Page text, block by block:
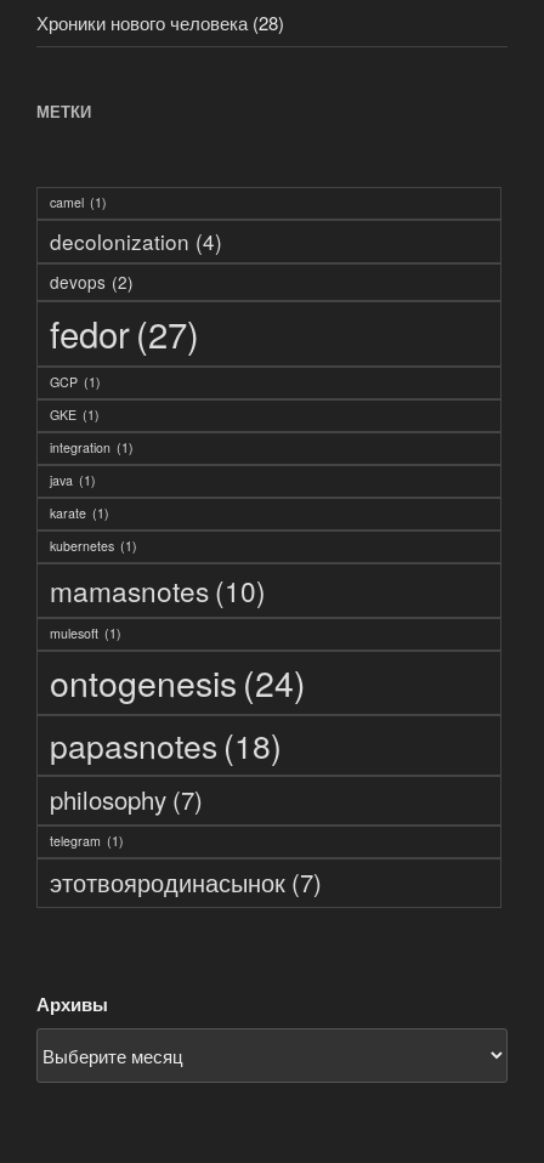
Хроники нового человека (28)
МЕТКИ
camel (1)
decolonization (4)
devops (2)
fedor(27)
GCP (1)
GKE (1)
integration (1)
java (1)
karate (1)
kubernetes (1)
mamasnotes(10)
mulesoft (1)
ontogenesis(24)
papasnotes (18)
philosophy (7)
telegram (1)
этотвояродинасынок (7)
Архивы